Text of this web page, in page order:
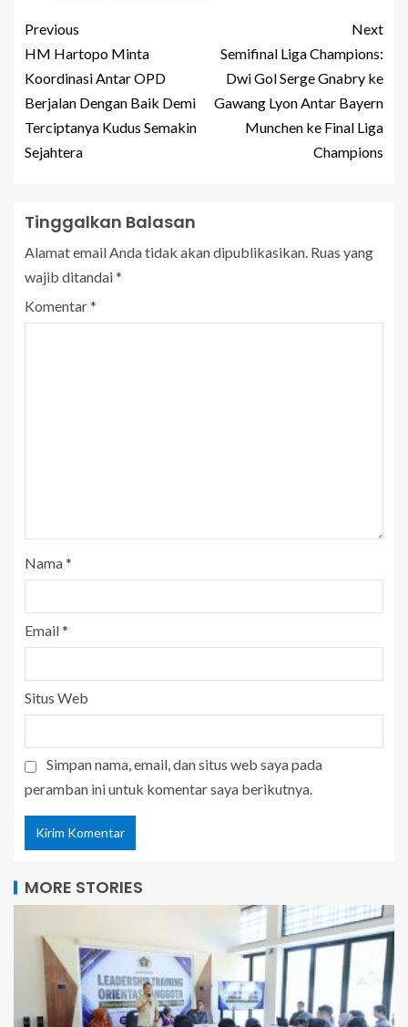
Previous
HM Hartopo Minta
Koordinasi Antar OPD
Berjalan Dengan Baik Demi
Terciptanya Kudus Semakin
Sejahtera
Next
Semifinal Liga Champions:
Dwi Gol Serge Gnabry ke
Gawang Lyon Antar Bayern
Munchen ke Final Liga
Champions
Tinggalkan Balasan
Alamat email Anda tidak akan dipublikasikan. Ruas yang
wajib ditandai*
Komentar*
Nama*
Email*
Situs Web
Simpan nama, email, dan situs web saya pada
peramban ini untuk komentar saya berikutnya.
MORE STORIES